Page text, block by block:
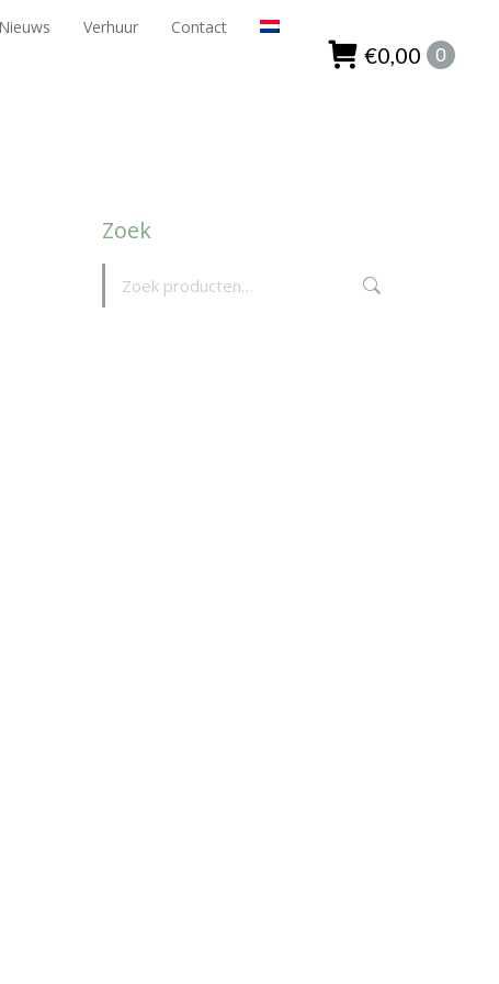
Nieuws Verhuur Contact
€0,00 0
Zoek
Verhuur Contact
0